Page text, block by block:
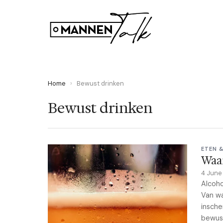
Home › Bewust drinken
Bewust drinken
ETEN
4
Van